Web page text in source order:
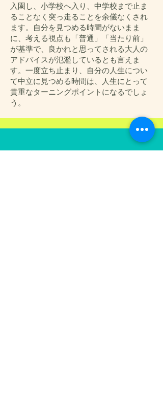
入園し、小学校へ入り、中学校まで止ま
ることなく突っ走ることを余儀なくされ
ます。自分を見つめる時間がないまま
に、考える視点も「普通」「当たり前」
が基準で、良かれと思ってされる大人の
アドバイスが氾濫しているとも言えま
す。一度立ち止まり、自分の人生につい
て中立に見つめる時間は、人生にとって
貴重なターニングポイントになるでしょ
う。